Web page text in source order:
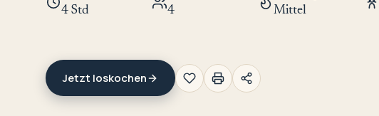
4 Std
4
Mittel
Jetzt loskochen